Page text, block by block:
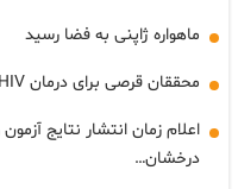
ماهواره ژاپنی به فضا رسید
محققان قرصی برای درمان HIV ساختند
اعلام زمان انتشار نتایج
درخشان…